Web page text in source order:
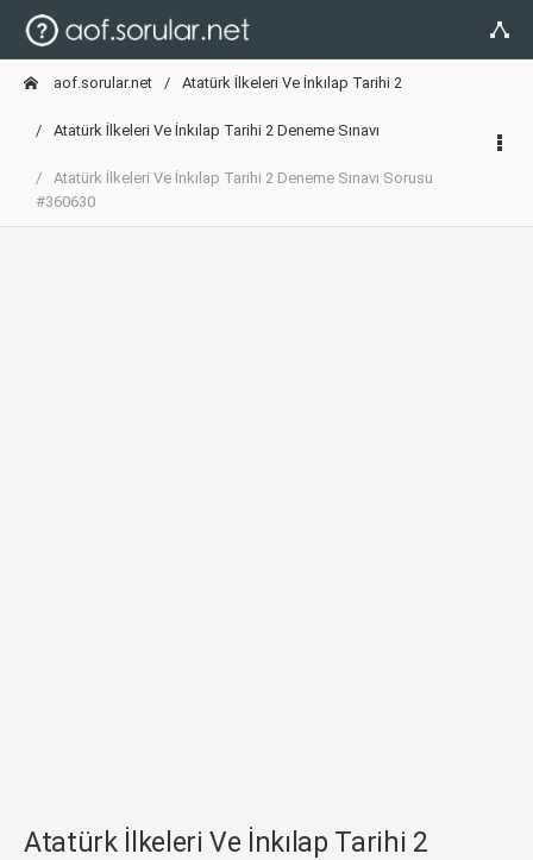
aof.sorular.net Atatürk İlkeleri Ve İnkılap Tarihi 2
Atatürk İlkeleri Ve İnkılap Tarihi 2 Deneme Sınavı
Atatürk İlkeleri Ve İnkılap Tarihi 2 Deneme Sınavı Sorusu
#360630
Atatürk İlkeleri Ve İnkılap Tarihi 2